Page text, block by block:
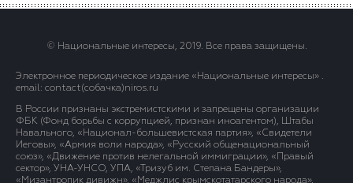
© Национальные интересы, 2019. Все права защищены.
Электронное периодическое издание «Национальные интересы» .
email: contact(сoбaчка)niros.ru
В России признаны экстремистскими и запрещены организации
ФБК (Фонд борьбы с коррупцией, признан иноагентом), Штабы
Навального, «Национал-большевистская партия», «Свидетели
Иеговы», «Армия воли народа», «Русский общенациональный
союз», «Движение против нелегальной иммиграции», «Правый
сектор», УНА-УНСО, УПА, «Тризуб им. Степана Бандеры»,
«Мизантропик дивижн», «Меджлис крымскотатарского народа»,